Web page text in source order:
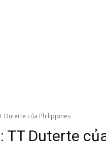
Duterte của Philippines
TT Duterte